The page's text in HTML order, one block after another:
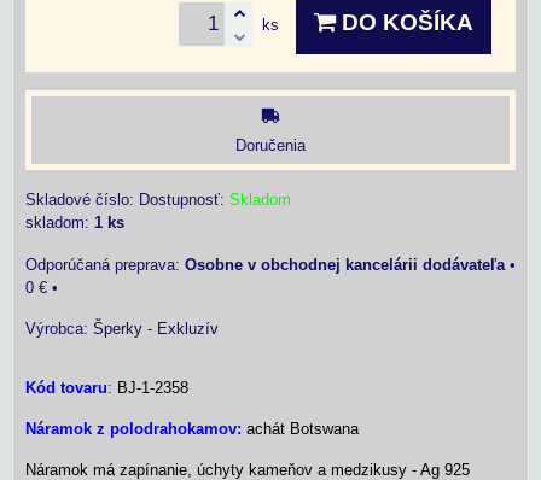
ks DO KOŠÍKA
Doručenia
Skladové číslo: Dostupnosť: Skladom
skladom: 1 ks
Osobne v obchodnej kancelárii dodávateľa •
0 € •
Výrobca: Šperky - Exkluzív
Kód tovaru: BJ-1-2358
Náramok z polodrahokamov: achát Botswana
Náramok má zapínanie, úchyty kameňov a medzikusy - Ag 925